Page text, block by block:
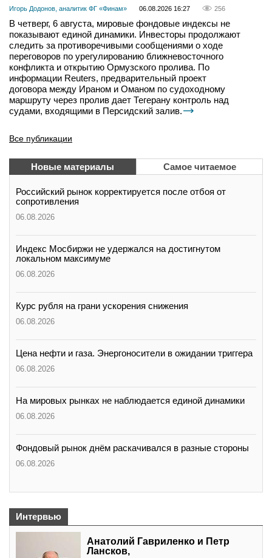
Игорь Додонов, аналитик ФГ «Финам» 06.08.2026 16:27 256
В четверг, 6 августа, мировые фондовые индексы не
показывают единой динамики. Инвесторы продолжают
следить за противоречивыми сообщениями о ходе
переговоров по урегулированию ближневосточного
конфликта и открытию Ормузского пролива. По
информации Reuters, предварительный проект
договора между Ираном и Оманом по судоходному
маршруту через пролив дает Тегерану контроль над
судами, входящими в Персидский залив.
Все публикации
Новые материалы Самое читаемое
Российский рынок корректируется после отбоя от
сопротивления
06.08.2026
Индекс Мосбиржи не удержался на достигнутом
локальном максимуме
06.08.2026
Курс рубля на грани ускорения снижения
06.08.2026
Цена нефти и газа. Энергоносители в ожидании триггера
06.08.2026
На мировых рынках не наблюдается единой динамики
06.08.2026
Фондовый рынок днём раскачивался в разные стороны
06.08.2026
Интервью
Анатолий Гавриленко и Петр
Лансков,